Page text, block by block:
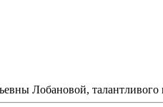
Лобановой,